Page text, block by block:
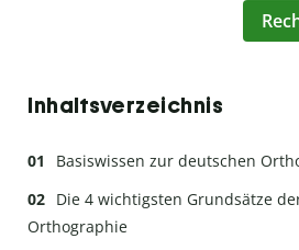
Inhaltsverzeichnis
Basiswissen zur deutschen
Die 4 wichtigsten Grundsätze
Orthographie